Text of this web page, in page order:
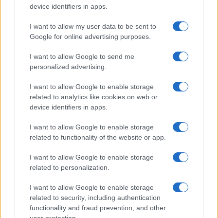
device identifiers in apps.
I want to allow my user data to be sent to
Google for online advertising purposes.
I want to allow Google to send me
personalized advertising.
I want to allow Google to enable storage
related to analytics like cookies on web or
device identifiers in apps.
I want to allow Google to enable storage
related to functionality of the website or app.
I want to allow Google to enable storage
related to personalization.
I want to allow Google to enable storage
related to security, including authentication
functionality and fraud prevention, and other
Rottamazione-quinquies: domani
scade la rata unica
di Enrico Foscarini
4 Agosto 2026, 16:00